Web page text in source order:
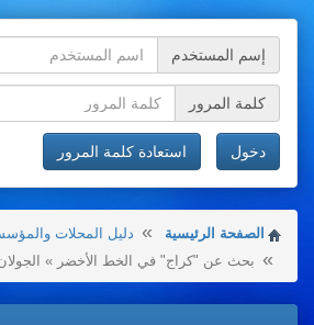
إسم المستخدم
كلمة المرور
دخول استعادة كلمة المرور
الصفحة الرئيسية
دليل المحلات
بحث عن "كراج" في الخط الأخضر »